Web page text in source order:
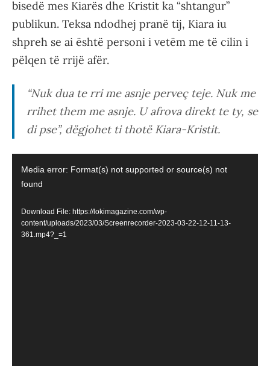
bisedë mes Kiarës dhe Kristit ka “shtangur”
publikun. Teksa ndodhej pranë tij, Kiara iu
shpreh se ai është personi i vetëm me të cilin i
pëlqen të rrijë afër.
“Nuk dua te rri me asnje perveç teje. Nuk me
rrihet them me asnje. U afrova direkt te ty, se
di pse”, dëgjohet ti thotë Kiara-Kristit.
Player
Media error: Format(s) not supported or source(s) not
found
Download File: https://lokimagazine.com/wp-
content/uploads/2023/03/Screenrecorder-2023-03-22-12-11-13-
361.mp4?_=1